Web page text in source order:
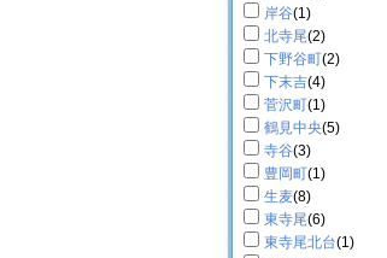
岸谷(1)
北寺尾(2)
下野谷町(2)
下末吉(4)
菅沢町(1)
鶴見中央(5)
寺谷(3)
豊岡町(1)
生麦(8)
東寺尾(6)
東寺尾北台(1)